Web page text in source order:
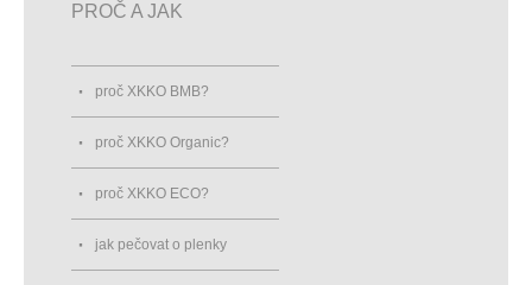
PROČ A JAK
proč XKKO BMB?
proč XKKO Organic?
proč XKKO ECO?
jak pečovat o plenky